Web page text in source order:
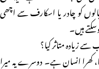
کو چادر یا اسکارف سے اچھی
ہیں۔
متاثر کیا؟
انسان ہے۔ دوسرے یہ میرا